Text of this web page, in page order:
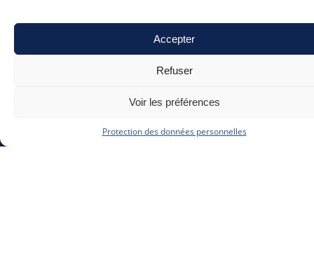
Accepter
Refuser
Voir les préférences
Protection des données personnelles
010 41 70 53
(lu-ve 9h-17h)